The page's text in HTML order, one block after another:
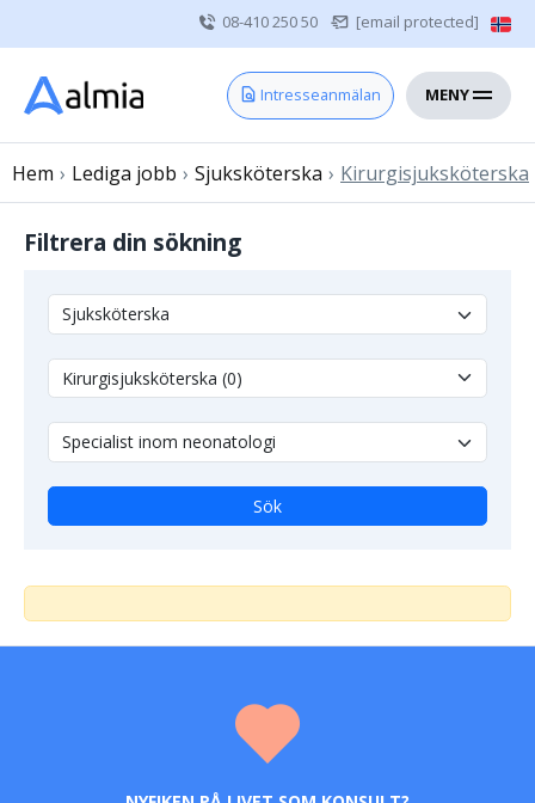
08-410 250 50 [email protected]
Intresseanmälan MENY
Hem
Vårdgivare
Om oss
Kontakt
Övrig vårdpersonal
Hem › Lediga jobb › Sjuksköterska › Kirurgisjuksköterska
Filtrera din sökning
Sök